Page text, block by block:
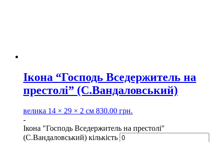
Ікона “Господь Вседержитель на
престолі” (С.Вандаловський)
велика 14 × 29 × 2 см 830.00 грн.
-
Ікона "Господь Вседержитель на престолі"
(С.Вандаловський) кількість